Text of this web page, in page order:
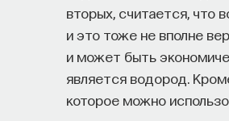
вторых, считается, что
и это тоже не вполне
и может быть
является водород.
которое можно